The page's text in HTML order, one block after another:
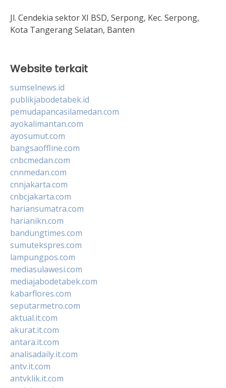
Jl. Cendekia sektor XI BSD, Serpong, Kec. Serpong,
Kota Tangerang Selatan, Banten
Website terkait
sumselnews.id
publikjabodetabek.id
pemudapancasilamedan.com
ayokalimantan.com
ayosumut.com
bangsaoffline.com
cnbcmedan.com
cnnmedan.com
cnnjakarta.com
cnbcjakarta.com
hariansumatra.com
harianikn.com
bandungtimes.com
sumutekspres.com
lampungpos.com
mediasulawesi.com
mediajabodetabek.com
kabarflores.com
seputarmetro.com
aktual.it.com
akurat.it.com
antara.it.com
analisadaily.it.com
antv.it.com
antvklik.it.com